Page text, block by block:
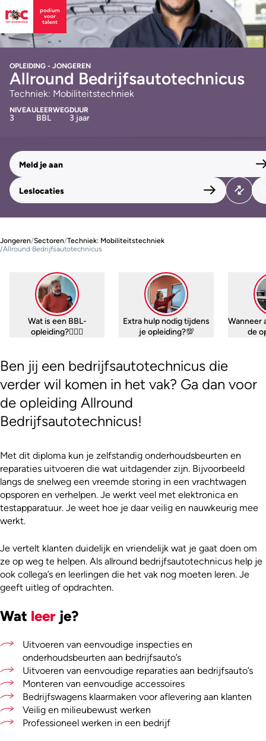
OPLEIDING - JONGEREN
Allround Bedrijfsautotechnicus
Techniek: Mobiliteitstechniek
NIVEAU
3
LEERWEG
BBL
DUUR
3 jaar
Meld je aan
Leslocaties
Jongeren/Sectoren/Techniek: Mobiliteitstechniek
/Allround Bedrijfsautotechnicus
Wat is een BBL-
opleiding?🤷🏼‍♀️
Extra hulp nodig tijdens
je opleiding?💯
Wanneer
de
Ben jij een bedrijfsautotechnicus die
verder wil komen in het vak? Ga dan voor
de opleiding Allround
Bedrijfsautotechnicus!
Met dit diploma kun je zelfstandig onderhoudsbeurten en
reparaties uitvoeren die wat uitdagender zijn. Bijvoorbeeld
langs de snelweg een vreemde storing in een vrachtwagen
opsporen en verhelpen. Je werkt veel met elektronica en
testapparatuur. Je weet hoe je daar veilig en nauwkeurig mee
werkt.
Je vertelt klanten duidelijk en vriendelijk wat je gaat doen om
ze op weg te helpen. Als allround bedrijfsautotechnicus help je
ook collega’s en leerlingen die het vak nog moeten leren. Je
geeft uitleg of opdrachten.
Wat leer je?
Uitvoeren van eenvoudige inspecties en
onderhoudsbeurten aan bedrijfsauto’s
Uitvoeren van eenvoudige reparaties aan bedrijfsauto’s
Monteren van eenvoudige accessoires
Bedrijfswagens klaarmaken voor aflevering aan klanten
Veilig en milieubewust werken
Professioneel werken in een bedrijf